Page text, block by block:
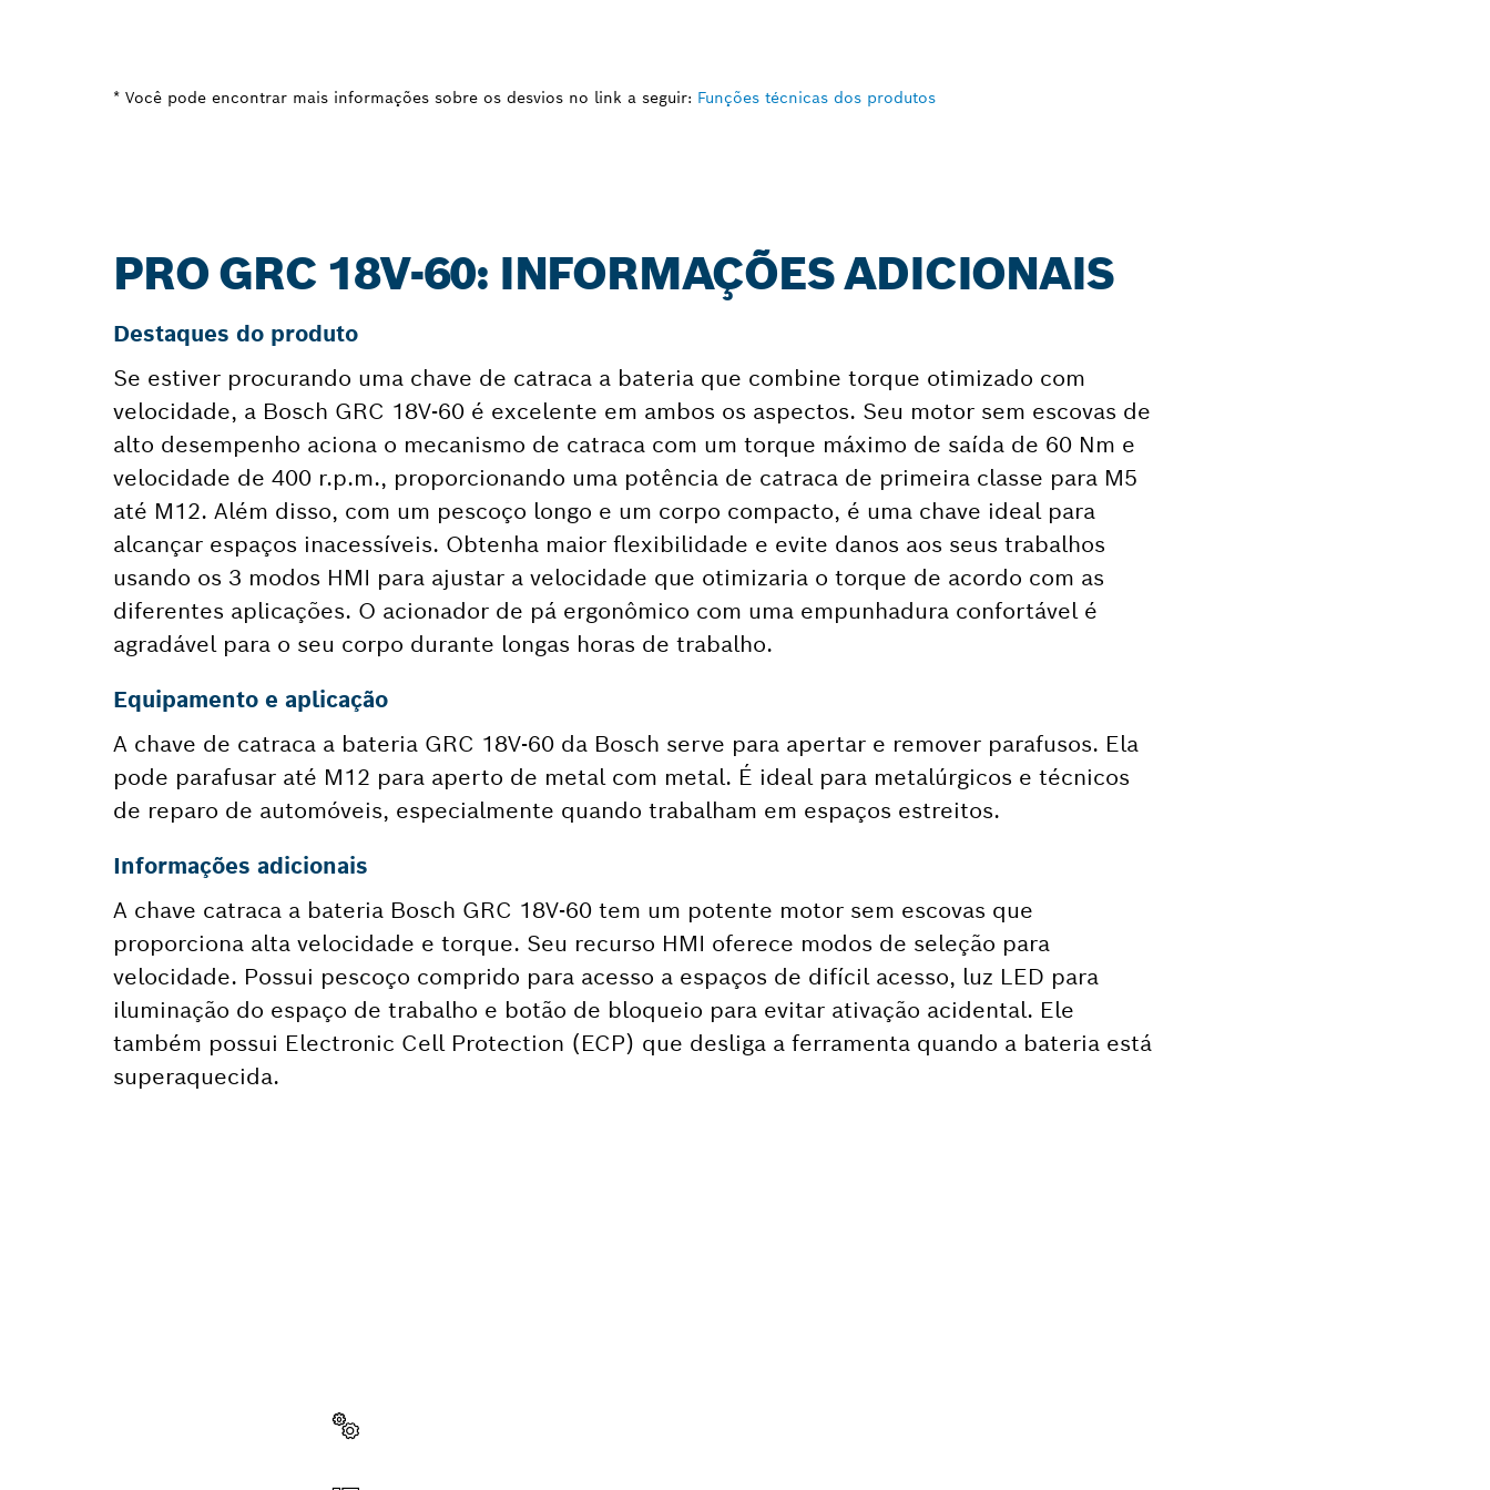
* Você pode encontrar mais informações sobre os desvios no link a seguir: Funções técnicas dos produtos
PRO GRC 18V-60: INFORMAÇÕES ADICIONAIS
Destaques do produto
Se estiver procurando uma chave de catraca a bateria que combine torque otimizado com
velocidade, a Bosch GRC 18V-60 é excelente em ambos os aspectos. Seu motor sem escovas de
alto desempenho aciona o mecanismo de catraca com um torque máximo de saída de 60 Nm e
velocidade de 400 r.p.m., proporcionando uma potência de catraca de primeira classe para M5
até M12. Além disso, com um pescoço longo e um corpo compacto, é uma chave ideal para
alcançar espaços inacessíveis. Obtenha maior flexibilidade e evite danos aos seus trabalhos
usando os 3 modos HMI para ajustar a velocidade que otimizaria o torque de acordo com as
diferentes aplicações. O acionador de pá ergonômico com uma empunhadura confortável é
agradável para o seu corpo durante longas horas de trabalho.
Equipamento e aplicação
A chave de catraca a bateria GRC 18V-60 da Bosch serve para apertar e remover parafusos. Ela
pode parafusar até M12 para aperto de metal com metal. É ideal para metalúrgicos e técnicos
de reparo de automóveis, especialmente quando trabalham em espaços estreitos.
Informações adicionais
A chave catraca a bateria Bosch GRC 18V-60 tem um potente motor sem escovas que
proporciona alta velocidade e torque. Seu recurso HMI oferece modos de seleção para
velocidade. Possui pescoço comprido para acesso a espaços de difícil acesso, luz LED para
iluminação do espaço de trabalho e botão de bloqueio para evitar ativação acidental. Ele
também possui Electronic Cell Protection (ECP) que desliga a ferramenta quando a bateria está
superaquecida.